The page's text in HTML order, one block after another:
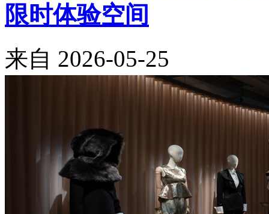
限时体验空间
来自 2026-05-25